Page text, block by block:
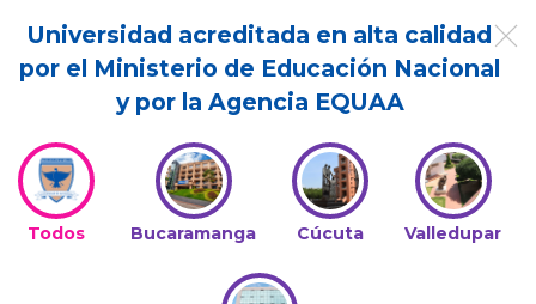
Universidad acreditada en alta calidad
por el Ministerio de Educación Nacional
y por la Agencia EQUAA
Todos Bucaramanga Cúcuta Valledupar